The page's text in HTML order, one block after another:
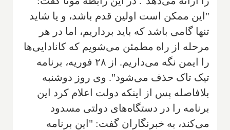
"این ممکن است اولین قدم باشد، و یا شاید
تنها گامی باشد که باید برداریم، اما در هر
مرحله از راه مطمئن می‌شویم که کانادایی‌ها
را ایمن نگه می‌داریم. از ۲۸ فوریه، برنامه
تیک تاک حذف می‌شود". وی روز دوشنبه
بلافاصله پس از اینکه دولت اعلام کرد این
برنامه را در دستگاه‌های دولتی مسدود
می‌کند، به خبرنگاران گفت: "این برنامه